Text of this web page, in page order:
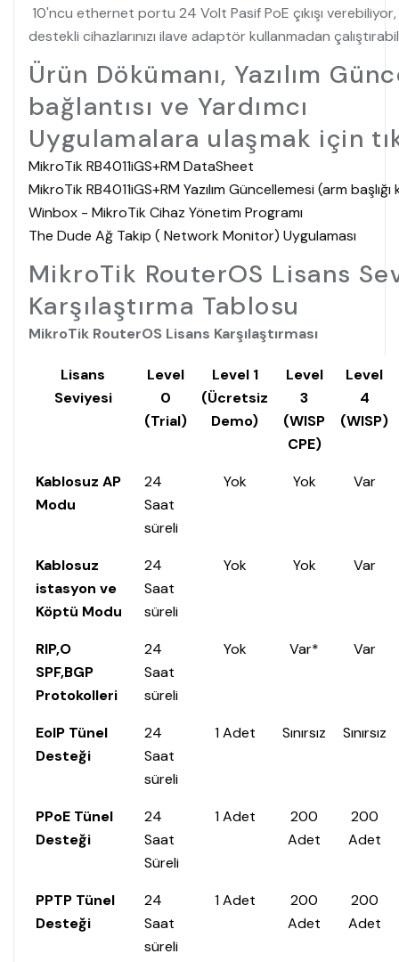
10'ncu ethernet portu 24 Volt Pasif PoE çıkışı
destekli cihazlarınızı ilave adaptör kullanmadan
Ürün Dökümanı, Yazılım
bağlantısı ve Yardımcı
Uygulamalara ulaşmak için
MikroTik RB4011iGS+RM DataSheet
MikroTik RB4011iGS+RM Yazılım Güncellemesi (arm başlığı
Winbox - MikroTik Cihaz Yönetim Programı
The Dude Ağ Takip ( Network Monitor) Uygulaması
MikroTik RouterOS Lisans
Karşılaştırma Tablosu
MikroTik RouterOS Lisans Karşılaştırması
Lisans
Seviyesi
Level
0
(Trial)
Level 1
(Ücretsiz
Demo)
Level
3
(WISP
CPE)
Level
4
(WISP)
Kablosuz AP
Modu
24
Saat
süreli
Yok Yok Var
Kablosuz
istasyon ve
Köptü Modu
24
Saat
süreli
Yok Yok Var
RIP,O
SPF,BGP
Protokolleri
24
Saat
süreli
Yok Var* Var
EoIP Tünel
Desteği
24
Saat
süreli
1 Adet Sınırsız Sınırsız
PPoE Tünel
Desteği
24
Saat
Süreli
1 Adet
200
Adet
200
Adet
PPTP Tünel
Desteği
24
Saat
süreli
1 Adet
200
Adet
200
Adet